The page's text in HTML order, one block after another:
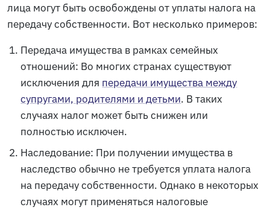
лица могут быть освобождены от уплаты налога на
передачу собственности. Вот несколько примеров:
Передача имущества в рамках семейных
отношений: Во многих странах существуют
исключения для передачи имущества между
супругами, родителями и детьми. В таких
случаях налог может быть снижен или
полностью исключен.
Наследование: При получении имущества в
наследство обычно не требуется уплата налога
на передачу собственности. Однако в некоторых
случаях могут применяться налоговые